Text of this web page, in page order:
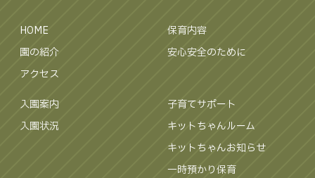
HOME
園の紹介
アクセス
保育内容
安心安全のために
入園案内
入園状況
子育てサポート
キットちゃんルーム
キットちゃんお知らせ
一時預かり保育